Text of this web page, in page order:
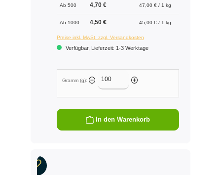
Ab 500 4,70 € 47,00 € / 1 kg
Ab 1000 4,50 € 45,00 € / 1 kg
Preise inkl. MwSt. zzgl. Versandkosten
Verfügbar, Lieferzeit: 1-3 Werktage
Gramm (g):
In den Warenkorb